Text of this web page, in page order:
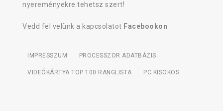
nyereményekre tehetsz szert!
Vedd fel velünk a kapcsolatot Facebookon
IMPRESSZUM PROCESSZOR ADATBÁZIS
VIDEÓKÁRTYA TOP 100 RANGLISTA PC KISOKOS